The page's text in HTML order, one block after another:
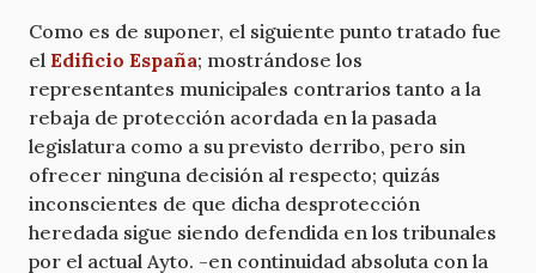
Como es de suponer, el siguiente punto tratado fue
el Edificio España; mostrándose los
representantes municipales contrarios tanto a la
rebaja de protección acordada en la pasada
legislatura como a su previsto derribo, pero sin
ofrecer ninguna decisión al respecto; quizás
inconscientes de que dicha desprotección
heredada sigue siendo defendida en los tribunales
por el actual Ayto. -en continuidad absoluta con la